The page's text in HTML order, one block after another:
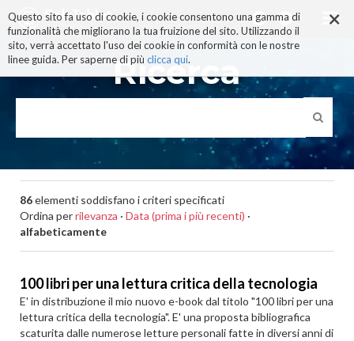
×
Questo sito fa uso di cookie, i cookie consentono una gamma di
funzionalità che migliorano la tua fruizione del sito. Utilizzando il
sito, verrà accettato l'uso dei cookie in conformità con le nostre
linee guida. Per saperne di più clicca qui.
ai
contenuti.
|
alla
navigazione
Ricerca
86elementi soddisfano i criteri specificati
Ordina perrilevanza · Data (prima i più recenti) ·
alfabeticamente
100 libri per una lettura critica della tecnologia
E' in distribuzione il mio nuovo e-book dal titolo "100 libri per una
lettura critica della tecnologia". E' una proposta bibliografica
scaturita dalle numerose letture personali fatte in diversi anni di